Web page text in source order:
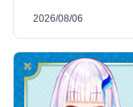
2026/08/06